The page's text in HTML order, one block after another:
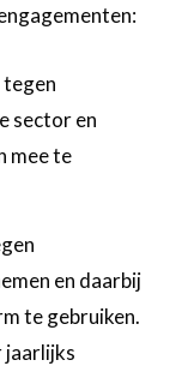
tegen
sector en
mee te
en daarbij
te gebruiken.
jaarlijks